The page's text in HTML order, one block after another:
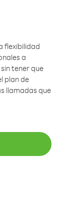
flexibilidad
a
tener que
plan de
llamadas que